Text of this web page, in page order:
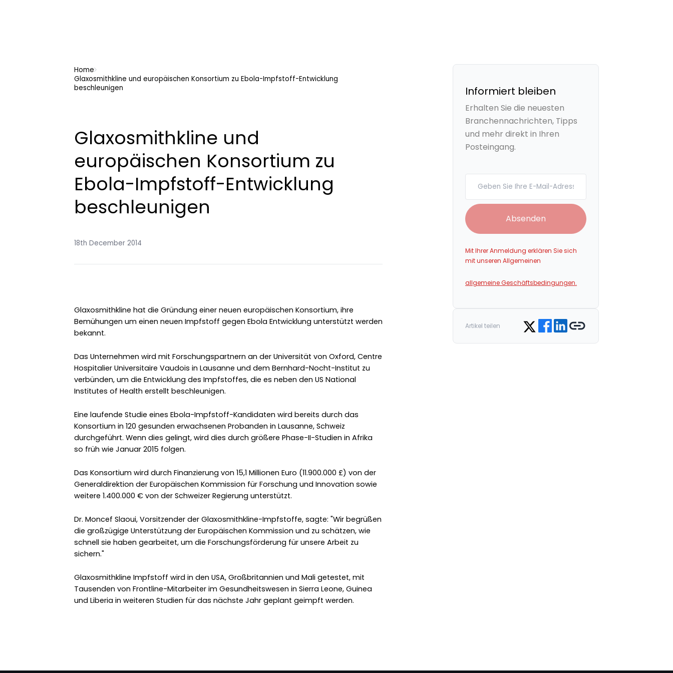
Home
Glaxosmithkline und europäischen Konsortium zu Ebola-Impfstoff-Entwicklung
beschleunigen
Glaxosmithkline und
europäischen Konsortium zu
Ebola-Impfstoff-Entwicklung
beschleunigen
18th December 2014
Glaxosmithkline hat die Gründung einer neuen europäischen Konsortium, ihre
Bemühungen um einen neuen Impfstoff gegen Ebola Entwicklung unterstützt werden
bekannt.
Das Unternehmen wird mit Forschungspartnern an der Universität von Oxford, Centre
Hospitalier Universitaire Vaudois in Lausanne und dem Bernhard-Nocht-Institut zu
verbünden, um die Entwicklung des Impfstoffes, die es neben den US National
Institutes of Health erstellt beschleunigen.
Eine laufende Studie eines Ebola-Impfstoff-Kandidaten wird bereits durch das
Konsortium in 120 gesunden erwachsenen Probanden in Lausanne, Schweiz
durchgeführt. Wenn dies gelingt, wird dies durch größere Phase-II-Studien in Afrika
so früh wie Januar 2015 folgen.
Das Konsortium wird durch Finanzierung von 15,1 Millionen Euro (11.900.000 £) von der
Generaldirektion der Europäischen Kommission für Forschung und Innovation sowie
weitere 1.400.000 € von der Schweizer Regierung unterstützt.
Dr. Moncef Slaoui, Vorsitzender der Glaxosmithkline-Impfstoffe, sagte: "Wir begrüßen
die großzügige Unterstützung der Europäischen Kommission und zu schätzen, wie
schnell sie haben gearbeitet, um die Forschungsförderung für unsere Arbeit zu
sichern."
Glaxosmithkline Impfstoff wird in den USA, Großbritannien und Mali getestet, mit
Tausenden von Frontline-Mitarbeiter im Gesundheitswesen in Sierra Leone, Guinea
und Liberia in weiteren Studien für das nächste Jahr geplant geimpft werden.
Informiert bleiben
Erhalten Sie die neuesten
Branchennachrichten, Tipps
und mehr direkt in Ihren
Posteingang.
Absenden
Mit Ihrer Anmeldung erklären Sie sich
mit unseren Allgemeinen
allgemeine Geschäftsbedingungen.
Artikel teilen Share on Twitter
Share on Facebook
Share on LinkedIn
Copy link